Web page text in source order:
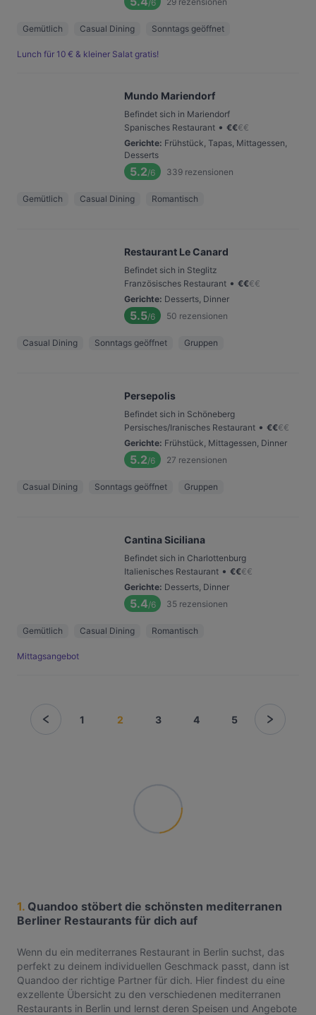
/6
Gemütlich Casual Dining Sonntags geöffnet
Lunch für 10 € & kleiner Salat gratis!
Mundo Mariendorf
Befindet sich in Mariendorf
Spanisches Restaurant • €€€€
Gerichte: Frühstück, Tapas, Mittagessen,
Desserts
5.2/6 339 rezensionen
Gemütlich Casual Dining Romantisch
Restaurant Le Canard
Befindet sich in Steglitz
Französisches Restaurant • €€€€
Gerichte: Desserts, Dinner
5.5/6 50 rezensionen
Casual Dining Sonntags geöffnet Gruppen
Persepolis
Befindet sich in Schöneberg
Persisches/Iranisches Restaurant • €€€€
Gerichte: Frühstück, Mittagessen, Dinner
5.2/6 27 rezensionen
Casual Dining Sonntags geöffnet Gruppen
Cantina Siciliana
Befindet sich in Charlottenburg
Italienisches Restaurant • €€€€
Gerichte: Desserts, Dinner
5.4/6 35 rezensionen
Gemütlich Casual Dining Romantisch
Mittagsangebot
1 2 3 4 5
1. Quandoo stöbert die schönsten mediterranen
Berliner Restaurants für dich auf
Wenn du ein mediterranes Restaurant in Berlin suchst, das
perfekt zu deinem individuellen Geschmack passt, dann ist
Quandoo der richtige Partner für dich. Hier findest du eine
exzellente Übersicht zu den verschiedenen mediterranen
Restaurants in Berlin und lernst deren Speisen und Angebote